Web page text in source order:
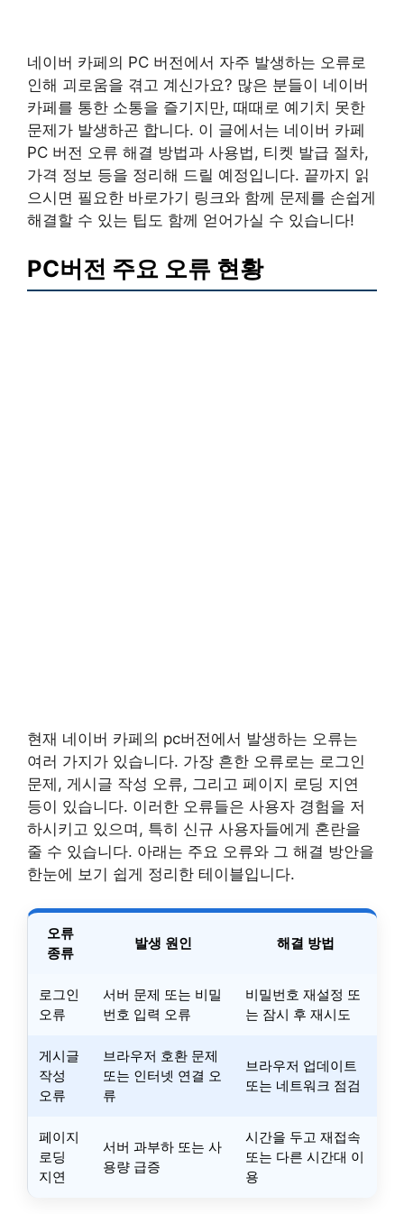
네이버 카페의 PC 버전에서 자주 발생하는 오류로
인해 괴로움을 겪고 계신가요? 많은 분들이 네이버
카페를 통한 소통을 즐기지만, 때때로 예기치 못한
문제가 발생하곤 합니다. 이 글에서는 네이버 카페
PC 버전 오류 해결 방법과 사용법, 티켓 발급 절차,
가격 정보 등을 정리해 드릴 예정입니다. 끝까지 읽
으시면 필요한 바로가기 링크와 함께 문제를 손쉽게
해결할 수 있는 팁도 함께 얻어가실 수 있습니다!
PC버전 주요 오류 현황
현재 네이버 카페의 pc버전에서 발생하는 오류는
여러 가지가 있습니다. 가장 흔한 오류로는 로그인
문제, 게시글 작성 오류, 그리고 페이지 로딩 지연
등이 있습니다. 이러한 오류들은 사용자 경험을 저
하시키고 있으며, 특히 신규 사용자들에게 혼란을
줄 수 있습니다. 아래는 주요 오류와 그 해결 방안을
한눈에 보기 쉽게 정리한 테이블입니다.
오류
종류
발생 원인 해결 방법
로그인
오류
서버 문제 또는 비밀
번호 입력 오류
비밀번호 재설정 또
는 잠시 후 재시도
게시글
작성
오류
브라우저 호환 문제
또는 인터넷 연결 오
류
브라우저 업데이트
또는 네트워크 점검
페이지
로딩
지연
서버 과부하 또는 사
용량 급증
시간을 두고 재접속
또는 다른 시간대 이
용